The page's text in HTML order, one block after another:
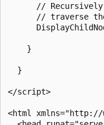
//
// traverse
    }
  }
</script>
<html xmlns="http://